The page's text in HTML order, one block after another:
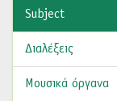
Subject
Διαλέξεις
Μουσικά όργανα